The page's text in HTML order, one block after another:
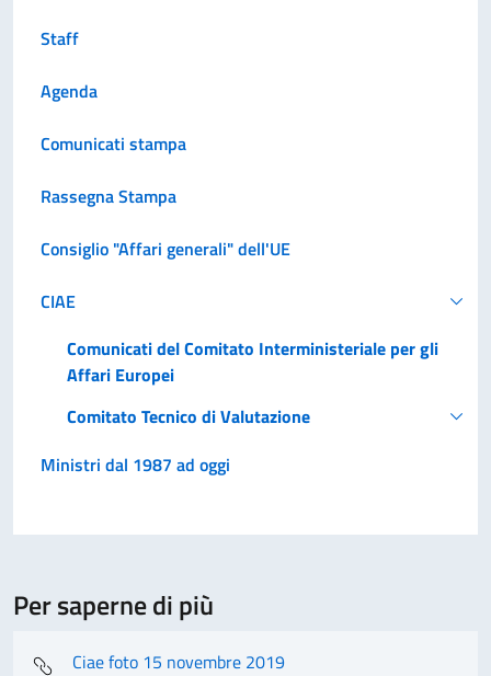
Staff
Agenda
Comunicati stampa
Rassegna Stampa
Consiglio "Affari generali" dell'UE
CIAE
Comunicati del Comitato Interministeriale per gli
Affari Europei
Comitato Tecnico di Valutazione
Ministri dal 1987 ad oggi
Per saperne di più
Ciae foto 15 novembre 2019